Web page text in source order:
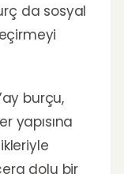
da sosyal
burçu,
yapısına
dolu bir